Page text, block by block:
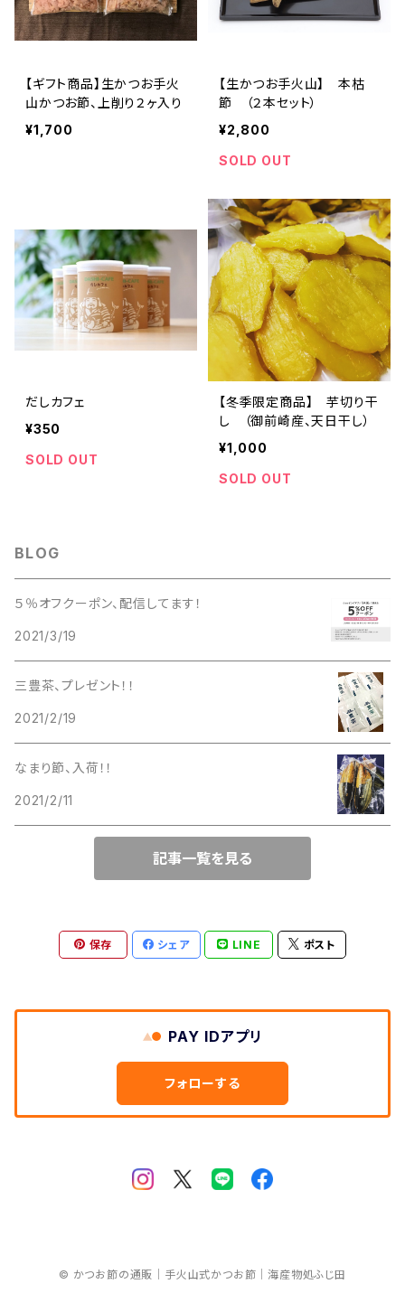
【ギフト商品】生かつお手火
山かつお節、上削り２ヶ入り
¥1,700
【生かつお手火山】 本枯
節 （２本セット）
¥2,800
SOLD OUT
だしカフェ
¥350
SOLD OUT
【冬季限定商品】 芋切り干
し （御前崎産、天日干し）
¥1,000
SOLD OUT
BLOG
５％オフクーポン、配信してます！
2021/3/19
三豊茶、プレゼント！！
2021/2/19
なまり節、入荷！！
2021/2/11
記事一覧を見る
保存 シェア LINE ポスト
PAY IDアプリ
フォローする
© かつお節の通販｜手火山式かつお節｜海産物処ふじ田